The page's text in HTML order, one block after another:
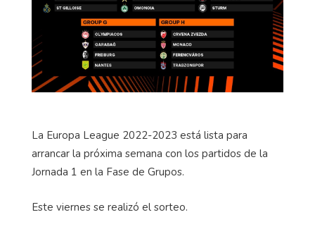
La Europa League 2022-2023 está lista para
arrancar la próxima semana con los partidos de la
Jornada 1 en la Fase de Grupos.
Este viernes se realizó el sorteo.